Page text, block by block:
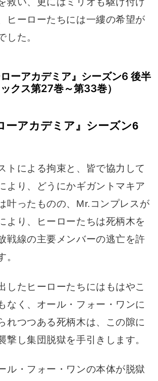
ヒーローたちには一縷の希望が
した。
ローアカデミア』シーズン6 後半
ックス第27巻～第33巻）
ーアカデミア』シーズン6
トによる拘束と、皆で協力して
より、どうにかギガントマキア
叶ったものの、Mr.コンプレスが
より、ヒーローたちは死柄木を
戦線の主要メンバーの逃亡を許
。
したヒーローたちにはもはやこ
なく、オール・フォー・ワンに
れつつある死柄木は、この隙に
撃し集団脱獄を手引きします。
ル・フォー・ワンの本体が脱獄